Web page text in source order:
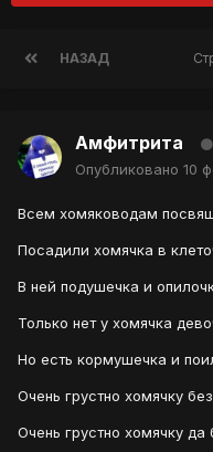
НАЗАД
Амфитрита
Опубликовано 10
Всем хомяководам
Посадили хомячка в
В ней подушечка и
Только нет у хомячка
Но есть кормушечка и
Очень грустно хомячку
Очень грустно хомячку да